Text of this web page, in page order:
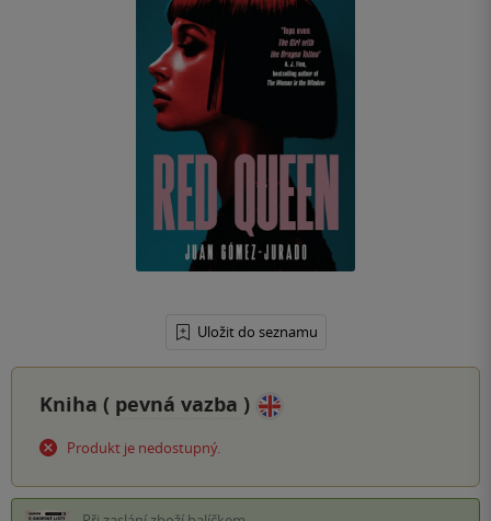
Uložit do seznamu
Kniha ( pevná vazba )
Produkt je nedostupný.